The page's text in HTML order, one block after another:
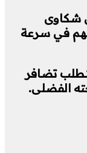
شكاوى
الساخن (16000) أو عبر تطبيق «واتس آب» على الرقم (01102121600)، بما يسهم في سرعة
تضافر
الفضلى.